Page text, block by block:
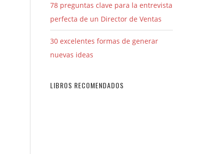
78 preguntas clave para la entrevista
perfecta de un Director de Ventas
30 excelentes formas de generar
nuevas ideas
LIBROS RECOMENDADOS